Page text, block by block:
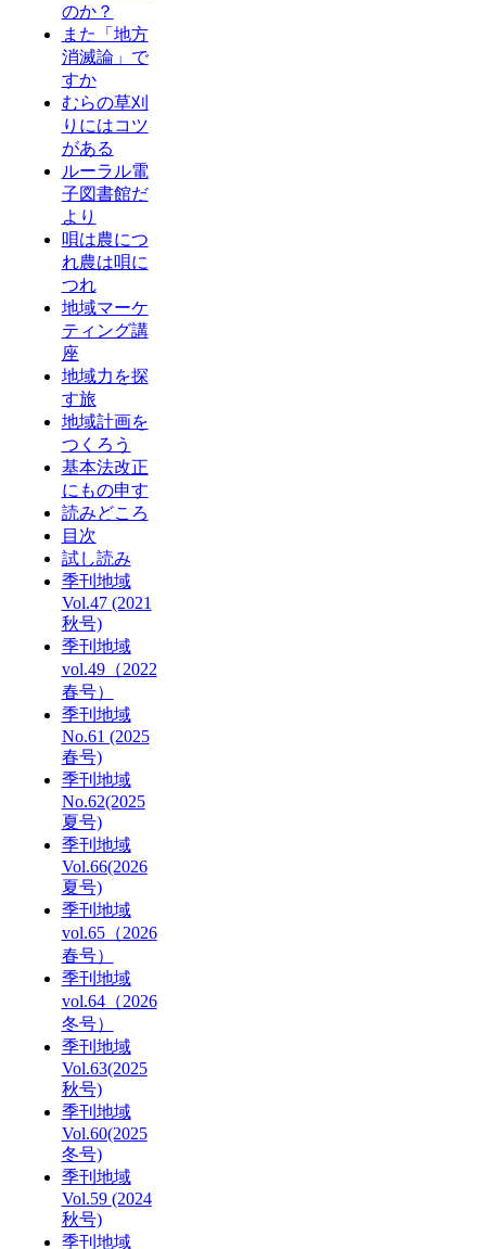
のか？
また「地方
消滅論」で
すか
むらの草刈
りにはコツ
がある
ルーラル電
子図書館だ
より
唄は農につ
れ農は唄に
つれ
地域マーケ
ティング講
座
地域力を探
す旅
地域計画を
つくろう
基本法改正
にもの申す
読みどころ
目次
試し読み
季刊地域
Vol.47 (2021
秋号)
季刊地域
vol.49（2022
春号）
季刊地域
No.61 (2025
春号)
季刊地域
No.62(2025
夏号)
季刊地域
Vol.66(2026
夏号)
季刊地域
vol.65（2026
春号）
季刊地域
vol.64（2026
冬号）
季刊地域
Vol.63(2025
秋号)
季刊地域
Vol.60(2025
冬号)
季刊地域
Vol.59 (2024
秋号)
季刊地域